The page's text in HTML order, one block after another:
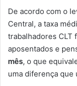
De acordo com o
Central, a taxa
trabalhadores CLT
aposentados e
mês, o que
uma diferença que